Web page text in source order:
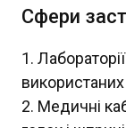
Сфери
використаних
Медичні